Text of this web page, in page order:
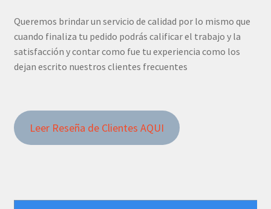
Queremos brindar un servicio de calidad por lo mismo que
cuando finaliza tu pedido podrás calificar el trabajo y la
satisfacción y contar como fue tu experiencia como los
dejan escrito nuestros clientes frecuentes
Leer Reseña de Clientes AQUI